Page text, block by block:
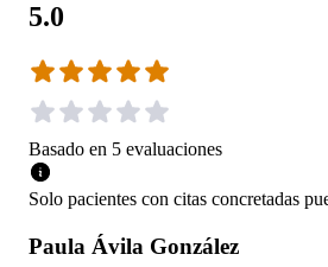
5.0
Basado en 5 evaluaciones
Solo pacientes con citas concretadas
Paula Ávila González